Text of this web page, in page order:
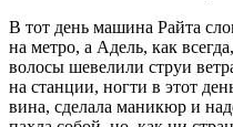
В тот день машина Райта
на метро, а Адель, как
волосы шевелили струи
на станции, ногти в этот
вина, сделала маникюр и